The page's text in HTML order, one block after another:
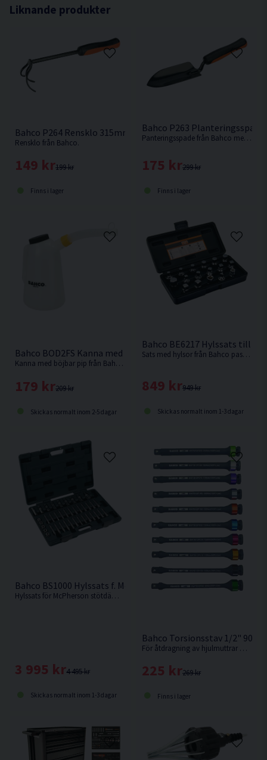
Liknande produkter
Bahco P264 Rensklo 315mm
Rensklo från Bahco.
199 kr
149 kr
Finns i lager
Bahco P263 Planteringsspade
Panteringsspade från Bahco med tvåkomponentshandtag.
299 kr
175 kr
Finns i lager
Bahco BOD2FS Kanna med böjbar pip 2L
Kanna med böjbar pip från Bahco. Underbar att använda vid påfyllning av bland annat Olja.
209 kr
179 kr
Skickas normalt inom 2-5 dagar
Bahco BE6217 Hylssats till
Sats med hylsor från Bahco passande oljepluggar hos de flesta biltillverkare.
949 kr
849 kr
Skickas normalt inom 1-3 dagar
Bahco BS1000 Hylssats f. McPherson Stötdämpare 39 delar
Hylssats för McPherson stötdämpare från Bahco.
4 495 kr
3 995 kr
Skickas normalt inom 1-3 dagar
Bahco Torsionsstav 1/2" 90-
För åtdragning av hjulmuttrar med en mutterdragare utan att överskrida rekommenderat vridmoment. Välj styrka i rullmenyn.
269 kr
225 kr
Finns i lager